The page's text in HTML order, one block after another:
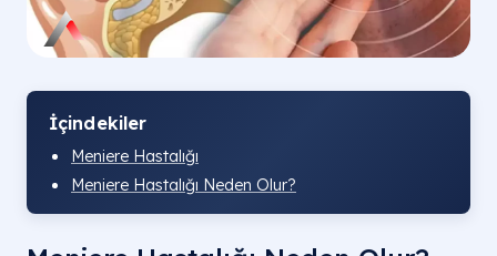
İçindekiler
Meniere Hastalığı
Meniere Hastalığı Neden Olur?